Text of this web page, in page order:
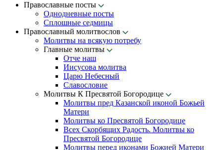
Православные посты
Однодневные посты
Сплошные седмицы
Православный молитвослов
Молитвы на всякую потребу
Главные молитвы
Отче наш
Иисусова молитва
Царю Небесный
Славословие
Молитвы К Пресвятой Богородице
Молитвы пред Казанской иконой Божьей
Матери
Молитвы ко Пресвятой Богородице
Всех Скорбящих Радость. Молитвы ко
Пресвятой Богородице
Молитвы перед иконами Божией Матери